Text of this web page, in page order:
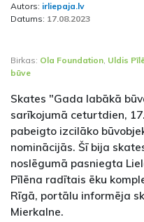
Autors: irliepaja.lv
Datums: 17.08.2023
Birkas: Ola Foundation, Uldis
būve
Skates "Gada labākā
sarīkojumā ceturtdien,
pabeigto izcilāko
nominācijās. Šī bija
noslēgumā pasniegta
Pīlēna radītais ēku
Rīgā, portālu informēja
Mierkalne.